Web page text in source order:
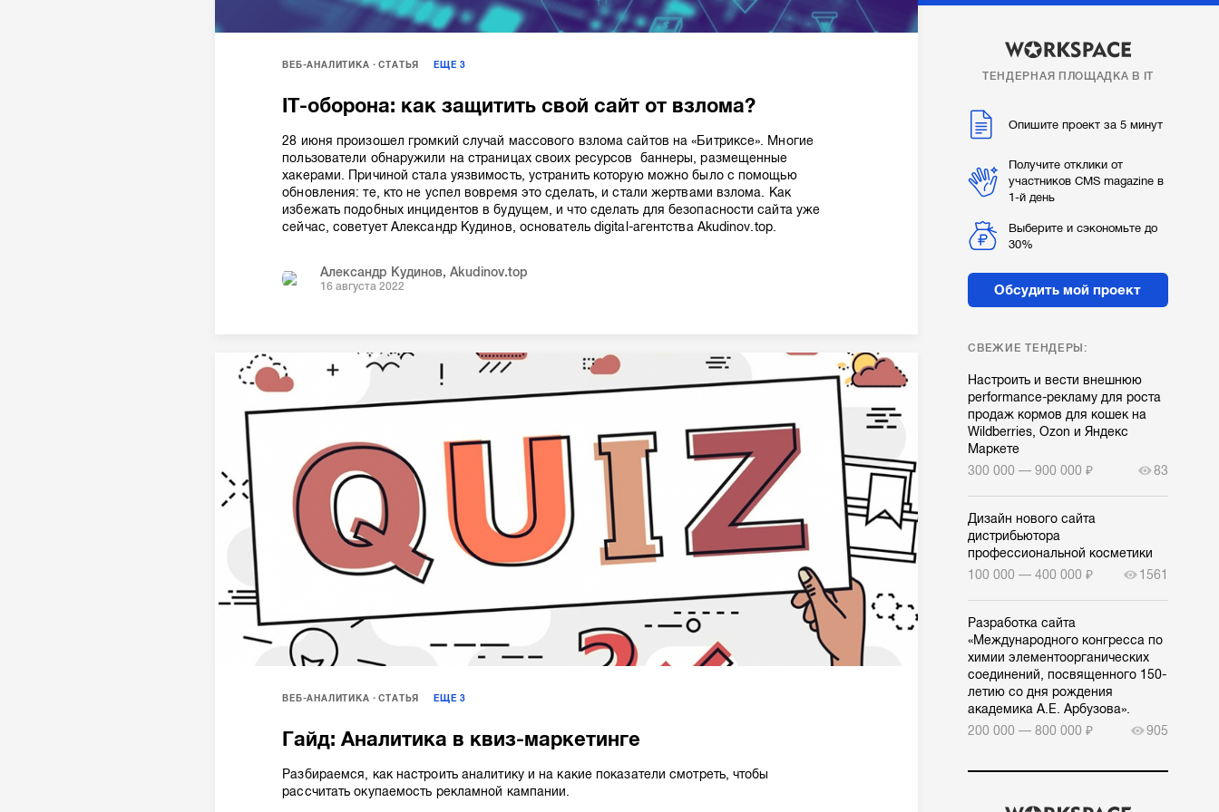
ВЕБ-АНАЛИТИКА СТАТЬЯ ЕЩЕ3
IT-оборона: как защитить свой сайт от взлома?
28 июня произошел громкий случай массового взлома сайтов на «Битриксе». Многие
пользователи обнаружили на страницах своих ресурсов баннеры, размещенные
хакерами. Причиной стала уязвимость, устранить которую можно было с помощью
обновления: те, кто не успел вовремя это сделать, и стали жертвами взлома. Как
избежать подобных инцидентов в будущем, и что сделать для безопасности сайта уже
сейчас, советует Александр Кудинов, основатель digital-агентства Akudinov.top.
Александр Кудинов, Akudinov.top
16 августа 2022
ВЕБ-АНАЛИТИКА СТАТЬЯ ЕЩЕ3
Гайд: Аналитика в квиз-маркетинге
Разбираемся, как настроить аналитику и на какие показатели смотреть, чтобы
рассчитать окупаемость рекламной кампании.
ТЕНДЕРНАЯ ПЛОЩАДКА В IT
Опишите проект за 5 минут
Получите отклики от
участников CMS magazine в
1-й день
Выберите и сэкономьте до
30%
Обсудить мой проект
СВЕЖИЕ ТЕНДЕРЫ:
Настроить и вести внешнюю
performance-рекламу для роста
продаж кормов для кошек на
Wildberries, Ozon и Яндекс
Маркете
300 000 — 900 000 ₽
83
Дизайн нового сайта
дистрибьютора
профессиональной косметики
100 000 — 400 000 ₽
1561
Разработка сайта
«Международного конгресса по
химии элементоорганических
соединений, посвященного 150-
летию со дня рождения
академика А.Е. Арбузова».
200 000 — 800 000 ₽
905